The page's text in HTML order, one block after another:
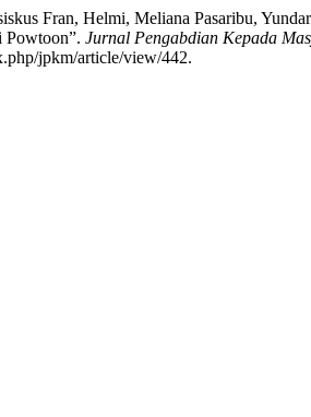
Fran, Helmi, Meliana Pasaribu,
Powtoon”. Jurnal Pengabdian Kepada
jpkm/article/view/442.